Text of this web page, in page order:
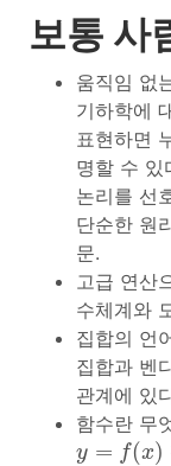
보통 사
움직임 없
기하학에
표현하면
명할 수 있
논리를 선
단순한 원
문.
고급 연산
수체계와
집합의 언
집합과 벤
관계에 있
함수란 무
y = f(x)
y= f (x)